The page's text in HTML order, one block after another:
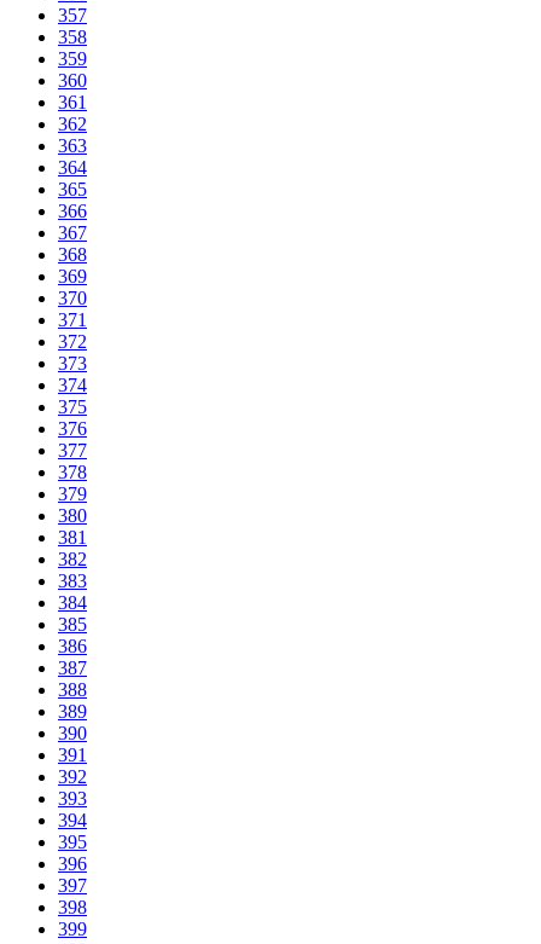
357
358
359
360
361
362
363
364
365
366
367
368
369
370
371
372
373
374
375
376
377
378
379
380
381
382
383
384
385
386
387
388
389
390
391
392
393
394
395
396
397
398
399